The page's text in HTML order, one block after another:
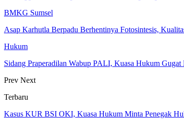
BMKG Sumsel
Asap Karhutla Berpadu Berhentinya Fotosintesis,
Hukum
Sidang Praperadilan Wabup PALI, Kuasa Hukum
Prev Next
Terbaru
Kasus KUR BSI OKI, Kuasa Hukum Minta Penegak